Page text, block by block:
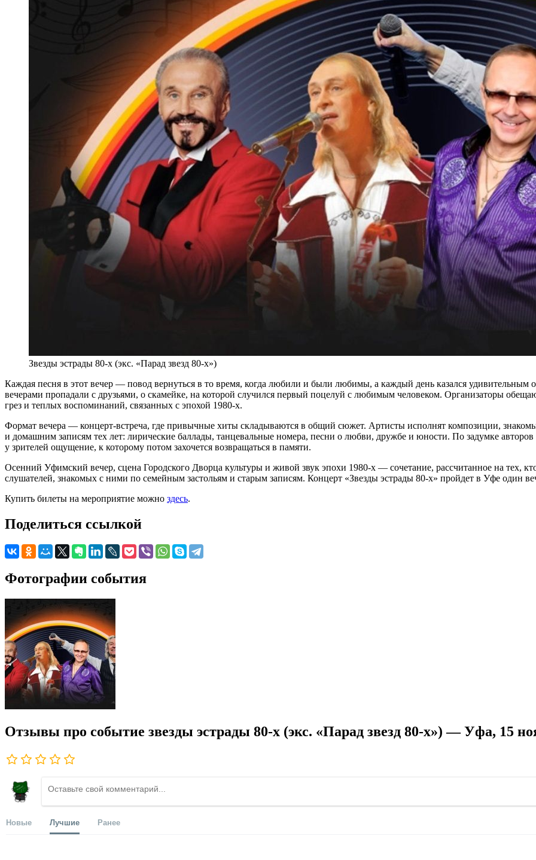
Звезды эстрады 80-х (экс. «Парад звезд 80-х»)
Каждая песня в этот вечер — повод вернуться в то время, когда любили и были любимы, а каждый день казался
вечерами пропадали с друзьями, о скамейке, на которой случился первый поцелуй с любимым человеком. Организаторы
грез и теплых воспоминаний, связанных с эпохой 1980-х.
Формат вечера — концерт-встреча, где привычные хиты складываются в общий сюжет. Артисты исполнят композиции,
и домашним записям тех лет: лирические баллады, танцевальные номера, песни о любви, дружбе и юности. По задумке
у зрителей ощущение, к которому потом захочется возвращаться в памяти.
Осенний Уфимский вечер, сцена Городского Дворца культуры и живой звук эпохи 1980-х — сочетание, рассчитанное на тех,
слушателей, знакомых с ними по семейным застольям и старым записям. Концерт «Звезды эстрады 80-х» пройдет в Уфе один
Купить билеты на мероприятие можно здесь.
Поделиться ссылкой
Фотографии события
Отзывы про событие звезды эстрады 80-х (экс. «Парад звезд 80-х») — Уфа, 15
Новые Лучшие Ранее